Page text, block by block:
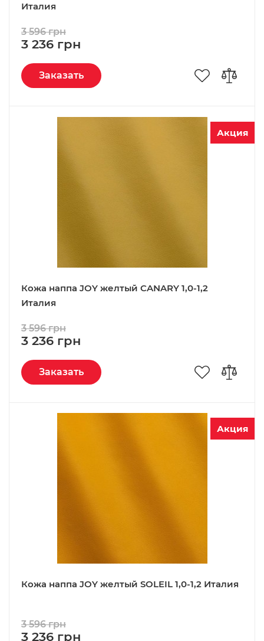
Италия
3 236 грн
3 596 грн
Заказать
Акция
Кожа наппа JOY желтый CANARY 1,0-1,2
Италия
3 236 грн
3 596 грн
Заказать
Акция
Кожа наппа JOY желтый SOLEIL 1,0-1,2 Италия
3 236 грн
3 596 грн